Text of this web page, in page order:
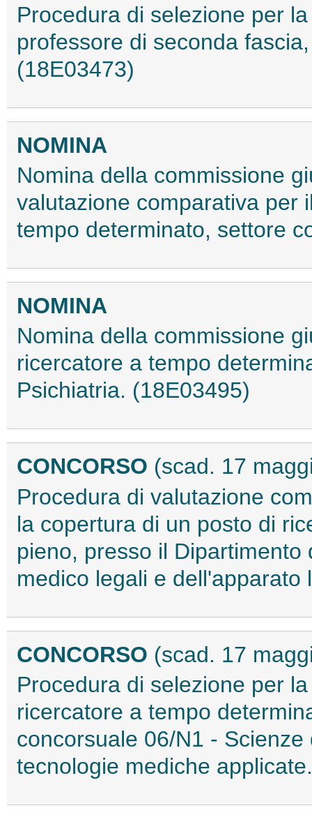
Procedura di selezione per
professore di seconda
(18E03473)
NOMINA
Nomina della commissione
valutazione comparativa per
tempo determinato, settore
NOMINA
Nomina della commissione
ricercatore a tempo
Psichiatria. (18E03495)
CONCORSO (scad. 17
Procedura di valutazione
la copertura di un posto di
pieno, presso il
medico legali e
CONCORSO (scad. 17
Procedura di selezione per
ricercatore a tempo
concorsuale 06/N1 -
tecnologie mediche